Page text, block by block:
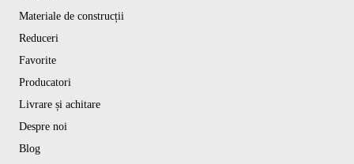
Materiale de construcții
Reduceri
Favorite
Producatori
Livrare și achitare
Despre noi
Blog